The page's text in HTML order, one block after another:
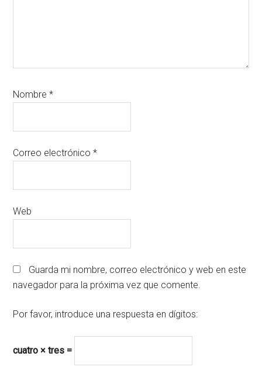
Nombre*
Correo electrónico*
Web
Guarda mi nombre, correo electrónico y web en este
navegador para la próxima vez que comente.
Por favor, introduce una respuesta en dígitos:
cuatro × tres =